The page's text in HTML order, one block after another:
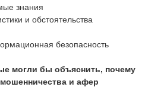
знания
и обстоятельства
безопасность
могли бы объяснить, почему
и афер